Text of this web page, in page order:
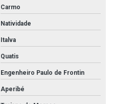
Carmo
Natividade
Italva
Quatis
Engenheiro Paulo de Frontin
Aperibé